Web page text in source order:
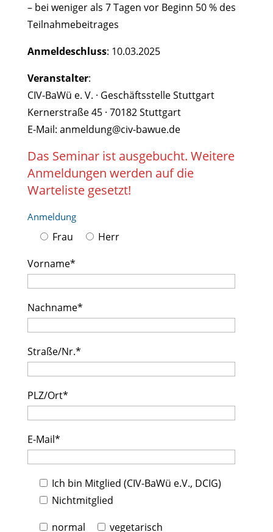
– bei weniger als 7 Tagen vor Beginn 50 % des
Teilnahmebeitrages
Anmeldeschluss: 10.03.2025
Veranstalter:
CIV-BaWü e. V. · Geschäftsstelle Stuttgart
Kernerstraße 45 · 70182 Stuttgart
E-Mail: anmeldung@civ-bawue.de
Das Seminar ist ausgebucht. Weitere
Anmeldungen werden auf die
Warteliste gesetzt!
Anmeldung
Frau
Herr
Vorname*
Nachname*
Straße/Nr.*
PLZ/Ort*
E-Mail*
Ich bin Mitglied (CIV-BaWü e.V., DCIG)
Nichtmitglied
normal
vegetarisch